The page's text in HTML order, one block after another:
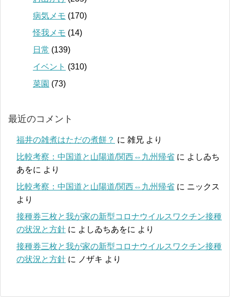
病気メモ (170)
怪我メモ (14)
日常 (139)
イベント (310)
菜園 (73)
最近のコメント
福井の雑煮はただの煮餅？ に 雑兄 より
比較考察：中国道と山陽道/関西⇔九州帰省 に よしゐち
あをに より
比較考察：中国道と山陽道/関西⇔九州帰省 に ニックス
より
接種券三枚と我が家の新型コロナウイルスワクチン接種
の状況と方針 に よしゐちあをに より
接種券三枚と我が家の新型コロナウイルスワクチン接種
の状況と方針 に ノザキ より